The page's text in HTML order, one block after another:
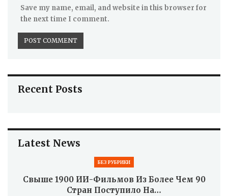
Save my name, email, and website in this browser for
the next time I comment.
Recent Posts
Latest News
БЕЗ РУБРИКИ
Свыше 1900 ИИ-Фильмов Из Более Чем 90
Стран Поступило На…